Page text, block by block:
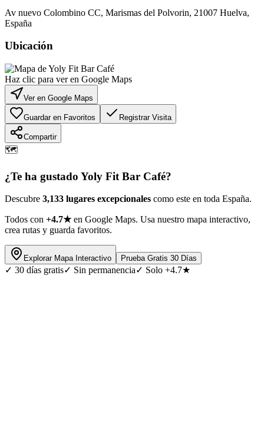
Av nuevo Colombino CC, Marismas del Polvorin, 21007 Huelva,
España
Ubicación
Haz clic para ver en Google Maps
Ver en Google Maps
Guardar en Favoritos Registrar Visita
Compartir
🗺️
¿Te ha gustado Yoly Fit Bar Café?
Descubre 3,133 lugares excepcionales como este en toda España.
Todos con +4.7★en Google Maps. Usa nuestro mapa interactivo,
crea rutas y guarda favoritos.
Explorar Mapa Interactivo Prueba Gratis 30 Días
✓ 30 días gratis✓ Sin permanencia✓ Solo +4.7★